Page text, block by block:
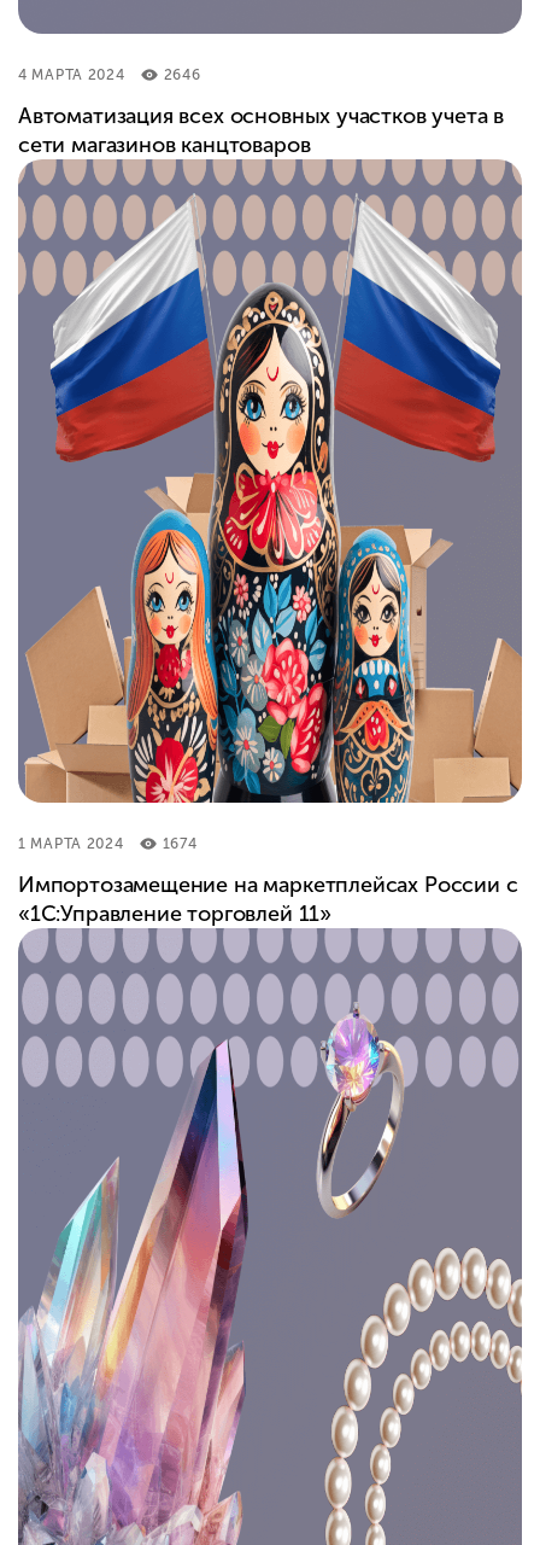
4 МАРТА 2024 2646
Автоматизация всех основных участков учета в
сети магазинов канцтоваров
1 МАРТА 2024 1674
Импортозамещение на маркетплейсах России с
«1С:Управление торговлей 11»